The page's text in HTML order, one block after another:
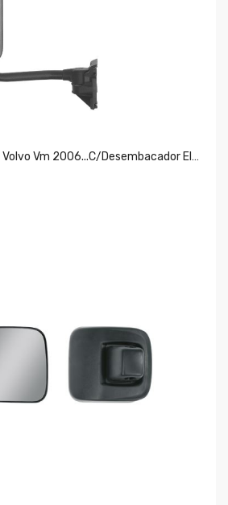
Espelho Completo Ld Volvo Vm 2006...c/desembacador Eletrico Er222